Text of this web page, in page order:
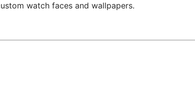
watch faces and wallpapers.